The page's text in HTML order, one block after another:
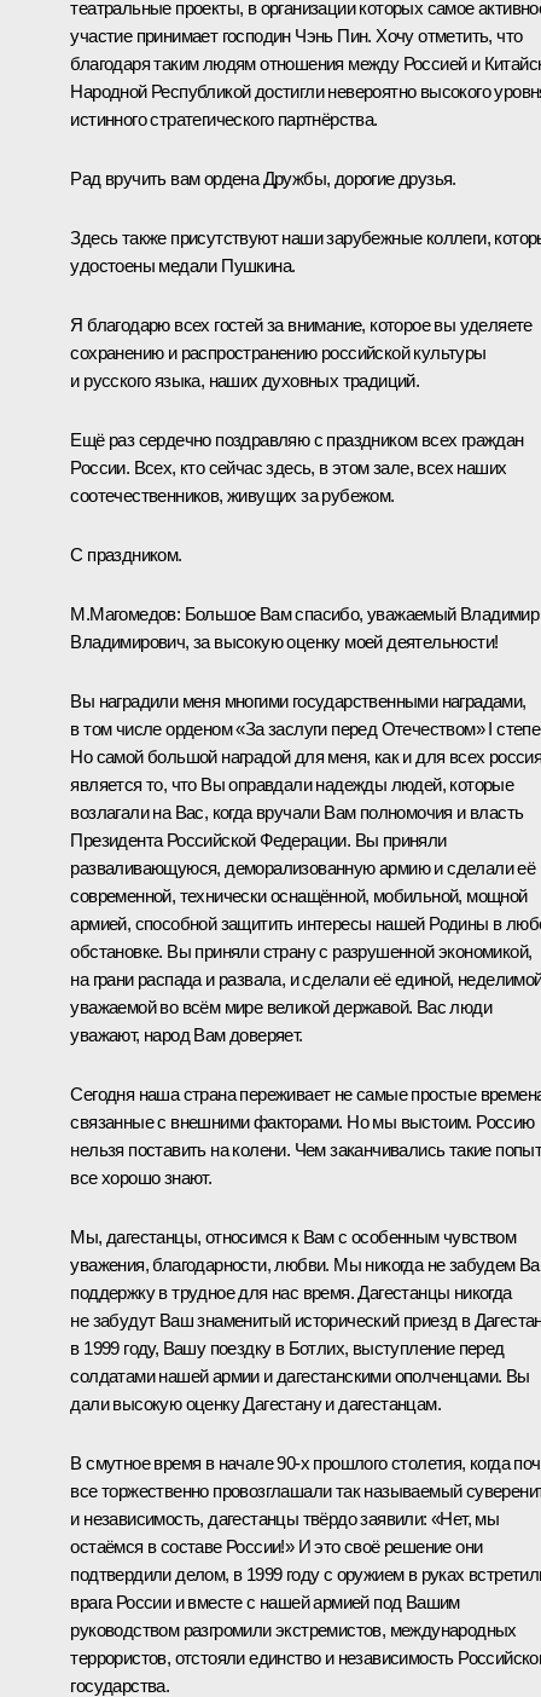
театральные проекты, в организации которых самое
участие принимает господин Чэнь Пин. Хочу отметить, что
благодаря таким людям отношения между Россией и
Народной Республикой достигли невероятно высокого
истинного стратегического партнёрства.
Рад вручить вам ордена Дружбы, дорогие друзья.
Здесь также присутствуют наши зарубежные коллеги,
удостоены медали Пушкина.
Я благодарю всех гостей за внимание, которое вы уделяете
сохранению и распространению российской культуры
и русского языка, наших духовных традиций.
Ещё раз сердечно поздравляю с праздником всех граждан
России. Всех, кто сейчас здесь, в этом зале, всех наших
соотечественников, живущих за рубежом.
С праздником.
М.Магомедов: Большое Вам спасибо, уважаемый Владимир
Владимирович, за высокую оценку моей деятельности!
Вы наградили меня многими государственными наградами,
в том числе орденом «За заслуги перед Отечеством» I
Но самой большой наградой для меня, как и для всех
является то, что Вы оправдали надежды людей, которые
возлагали на Вас, когда вручали Вам полномочия и власть
Президента Российской Федерации. Вы приняли
разваливающуюся, деморализованную армию и сделали её
современной, технически оснащённой, мобильной, мощной
армией, способной защитить интересы нашей Родины в
обстановке. Вы приняли страну с разрушенной экономикой,
на грани распада и развала, и сделали её единой,
уважаемой во всём мире великой державой. Вас люди
уважают, народ Вам доверяет.
Сегодня наша страна переживает не самые простые
связанные с внешними факторами. Но мы выстоим. Россию
нельзя поставить на колени. Чем заканчивались такие
все хорошо знают.
Мы, дагестанцы, относимся к Вам с особенным чувством
уважения, благодарности, любви. Мы никогда не забудем
поддержку в трудное для нас время. Дагестанцы никогда
не забудут Ваш знаменитый исторический приезд в
в 1999 году, Вашу поездку в Ботлих, выступление перед
солдатами нашей армии и дагестанскими ополченцами. Вы
дали высокую оценку Дагестану и дагестанцам.
В смутное время в начале 90-х прошлого столетия, когда
все торжественно провозглашали так называемый
и независимость, дагестанцы твёрдо заявили: «Нет, мы
остаёмся в составе России!» И это своё решение они
подтвердили делом, в 1999 году с оружием в руках
врага России и вместе с нашей армией под Вашим
руководством разгромили экстремистов, международных
террористов, отстояли единство и независимость
государства.